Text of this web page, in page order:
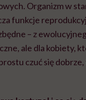
Organizm w
funkcje
– z
ale dla kobiety,
czuć się